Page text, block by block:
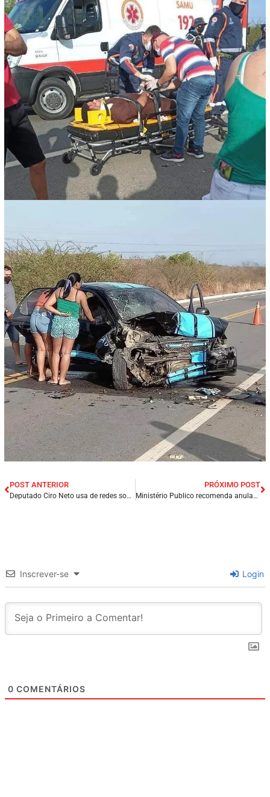
POST ANTERIOR
Deputado Ciro Neto usa de redes sociais e comprova destinação de mais de R$ 3 milhões em emendas para Presidente Dutra/MA.
PRÓXIMO POST
Ministério Publico recomenda anulação de pregão eletrônico na cidade de Tutóia /MA.
Inscrever-se Login
0 COMENTÁRIOS